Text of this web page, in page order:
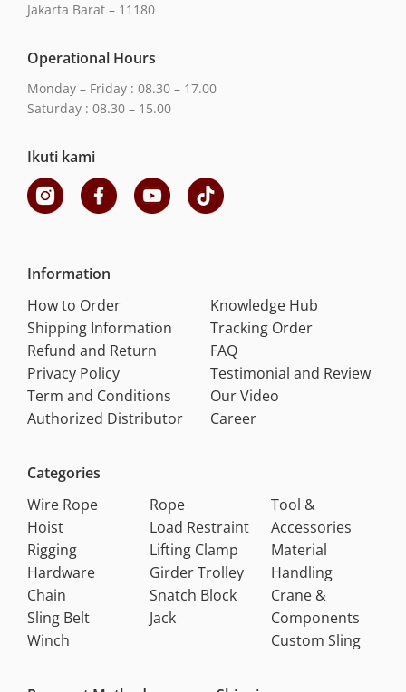
Jakarta Barat – 11180
Operational Hours
Monday – Friday : 08.30 – 17.00
Saturday : 08.30 – 15.00
Ikuti kami
Information
How to Order
Shipping Information
Refund and Return
Privacy Policy
Term and Conditions
Authorized Distributor
Knowledge Hub
Tracking Order
FAQ
Testimonial and Review
Our Video
Career
Categories
Wire Rope
Hoist
Rigging
Hardware
Chain
Sling Belt
Winch
Rope
Load Restraint
Lifting Clamp
Girder Trolley
Snatch Block
Jack
Tool &
Accessories
Material
Handling
Crane &
Components
Custom Sling